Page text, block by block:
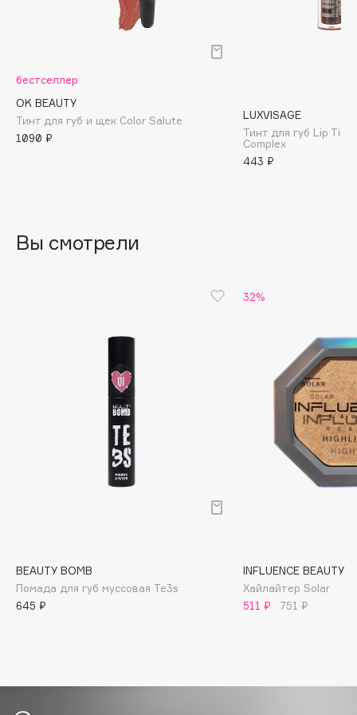
Balmain Hair Couture
Basicare
beautyblender
Boadicea The Victorious
Bvlgari
by TERRY
бестселлер
OK BEAUTY
Тинт для губ и щек Сolor Salute
1090 ₽
LUXVISAGE
Тинт для губ Lip Tint
Complex
443 ₽
Вы смотрели
BEAUTY BOMB
Помада для губ муссовая Te3s
645 ₽
32%
INFLUENCE BEAUTY
Хайлайтер Solar
511 ₽
751 ₽